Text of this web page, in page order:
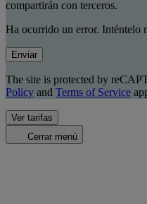
compartirán con terceros.
Ha ocurrido un error. Inténtelo
Enviar
The site is protected by
Policy and Terms of Service
Ver tarifas
Cerrar menú